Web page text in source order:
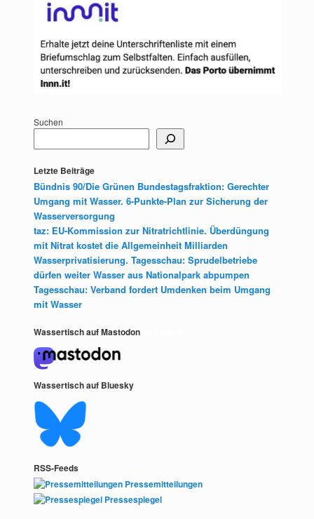
Suchen
Letzte Beiträge
Bündnis 90/Die Grünen Bundestagsfraktion: Gerechter
Umgang mit Wasser. 6-Punkte-Plan zur Sicherung der
Wasserversorgung
taz: EU-Kommission zur Nitratrichtlinie. Überdüngung
mit Nitrat kostet die Allgemeinheit Milliarden
Wasserprivatisierung. Tagesschau: Sprudelbetriebe
dürfen weiter Wasser aus Nationalpark abpumpen
Tagesschau: Verband fordert Umdenken beim Umgang
mit Wasser
Wassertisch auf Mastodon
Wassertisch auf Bluesky
RSS-Feeds
Pressemitteilungen
Pressespiegel